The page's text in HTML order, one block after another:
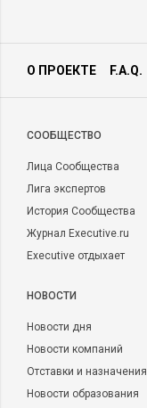
О ПРОЕКТЕ F.A.Q.
CООБЩЕСТВО
Лица Сообщества
Лига экспертов
История Сообщества
Журнал Executive.ru
Executive отдыхает
НОВОСТИ
Новости дня
Новости компаний
Отставки и назначения
Новости образования